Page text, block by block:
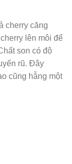
cherry căng
lên môi để
son có độ
rũ. Đây
cũng hẫng một